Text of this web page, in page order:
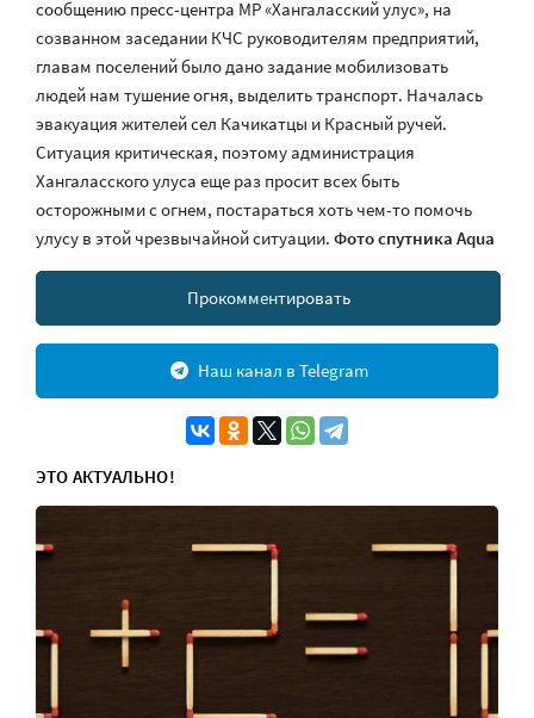
сообщению пресс-центра МР «Хангаласский улус», на
созванном заседании КЧС руководителям предприятий,
главам поселений было дано задание мобилизовать
людей нам тушение огня, выделить транспорт. Началась
эвакуация жителей сел Качикатцы и Красный ручей.
Ситуация критическая, поэтому администрация
Хангаласского улуса еще раз просит всех быть
осторожными с огнем, постараться хоть чем-то помочь
улусу в этой чрезвычайной ситуации. Фото спутника Aqua
Прокомментировать
Наш канал в Telegram
ЭТО АКТУАЛЬНО!